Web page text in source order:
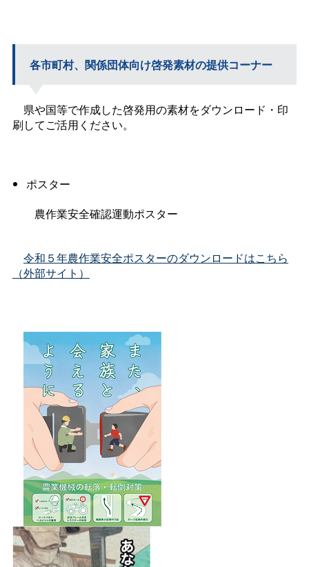
各市町村、関係団体向け啓発素材の提供コーナー
県や国等で作成した啓発用の素材をダウンロード・印
刷してご活用ください。
ポスター
農作業安全確認運動ポスター
令和５年農作業安全ポスターのダウンロードはこちら
（外部サイト）